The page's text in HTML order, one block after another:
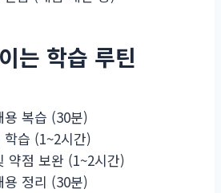
는 학습 루틴
복습 (30분)
습 (1~2시간)
약점 보완 (1~2시간)
정리 (30분)